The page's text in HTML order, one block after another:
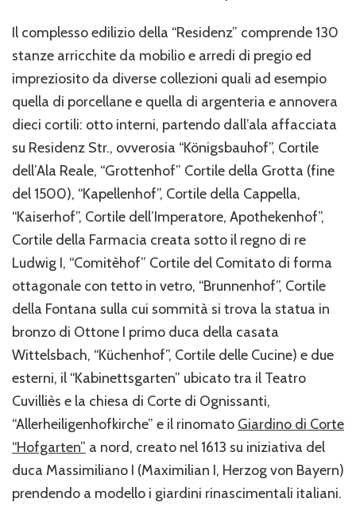
Il complesso edilizio della “Residenz” comprende 130
stanze arricchite da mobilio e arredi di pregio ed
impreziosito da diverse collezioni quali ad esempio
quella di porcellane e quella di argenteria e annovera
dieci cortili: otto interni, partendo dall’ala affacciata
su Residenz Str., ovverosia “Königsbauhof”, Cortile
dell’Ala Reale, “Grottenhof” Cortile della Grotta (fine
del 1500), “Kapellenhof”, Cortile della Cappella,
“Kaiserhof”, Cortile dell’Imperatore, Apothekenhof”,
Cortile della Farmacia creata sotto il regno di re
Ludwig I, “Comitèhof” Cortile del Comitato di forma
ottagonale con tetto in vetro, “Brunnenhof”, Cortile
della Fontana sulla cui sommità si trova la statua in
bronzo di Ottone I primo duca della casata
Wittelsbach, “Küchenhof”, Cortile delle Cucine) e due
esterni, il “Kabinettsgarten” ubicato tra il Teatro
Cuvilliès e la chiesa di Corte di Ognissanti,
“Allerheiligenhofkirche” e il rinomato Giardino di Corte
“Hofgarten” a nord, creato nel 1613 su iniziativa del
duca Massimiliano I (Maximilian I, Herzog von Bayern)
prendendo a modello i giardini rinascimentali italiani.